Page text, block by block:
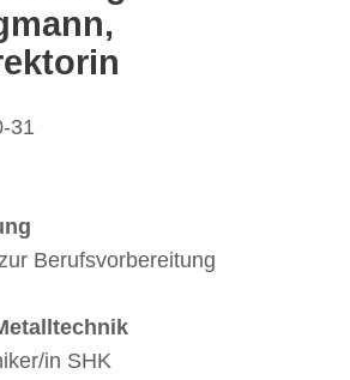
31
Berufsvorbereitung
in SHK